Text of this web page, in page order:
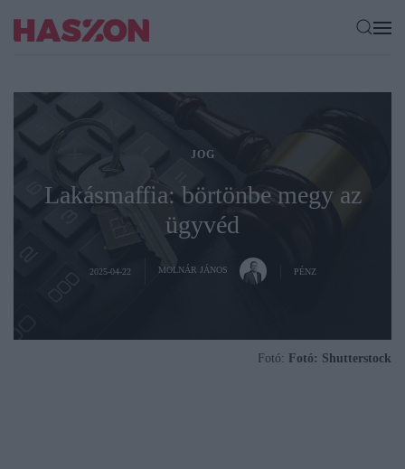
JOG
Lakásmaffia: börtönbe megy az
ügyvéd
2025-04-22 MOLNÁR JÁNOS PÉNZ
Fotó: Fotó: Shutterstock